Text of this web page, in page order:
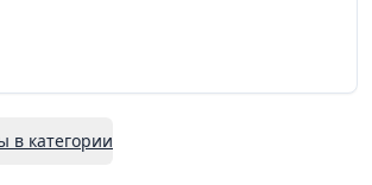
в категории